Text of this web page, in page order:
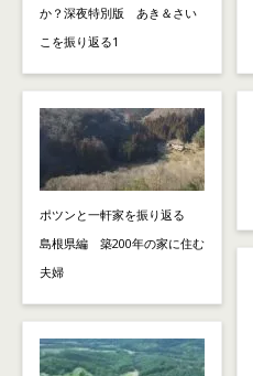
か？深夜特別版 あき＆さい
こを振り返る1
ポツンと一軒家を振り返る
島根県編 築200年の家に住む
夫婦